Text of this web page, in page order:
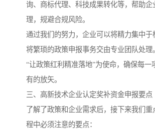
询、商标代理、科技成果转化等，帮助企
理，规避合规风险。
通过我们的努力，企业可以将精力集中于
将繁琐的政策申报事务交由专业团队处理
“让政策红利精准落地”为使命，确保每一
有的放矢。
三、高新技术企业认定奖补资金申报要点
了解了政策和企业需求后，接下来我们
程中必须注意的要点：